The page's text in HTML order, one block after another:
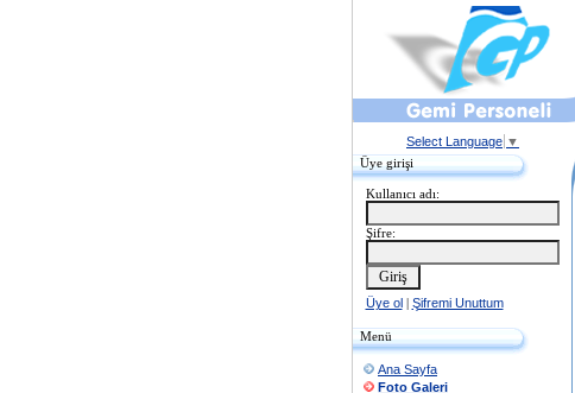
Select Language ▼
Üye girişi
Kullanıcı adı:
Şifre:
Üye ol| Şifremi Unuttum
Menü
Ana Sayfa
Foto Galeri